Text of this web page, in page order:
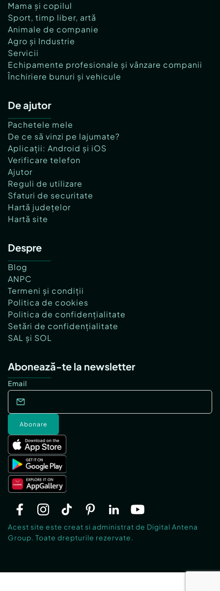
Mama și copilul
Sport, timp liber, artă
Animale de companie
Agro și Industrie
Servicii
Echipamente profesionale și vânzare companii
Închiriere bunuri și vehicule
De ajutor
Pachetele mele
De ce să vinzi pe lajumate?
Aplicații: Android și iOS
Verificare telefon
Ajutor
Reguli de utilizare
Sfaturi de securitate
Hartă județelor
Hartă site
Despre
Blog
ANPC
Termeni și condiții
Politica de cookies
Politica de confidențialitate
Setări de confidențialitate
SAL și SOL
Abonează-te la newsletter
Email
Abonare
Acest site este creat si administrat de Digital Antena
Group. Toate drepturile rezervate.